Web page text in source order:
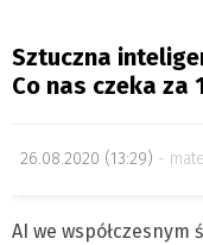
Sztuczna
Co nas czeka za
26.08.2020 (13:29)
AI we współczesnym